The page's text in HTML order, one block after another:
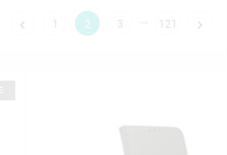
 1 2 3 … 121 